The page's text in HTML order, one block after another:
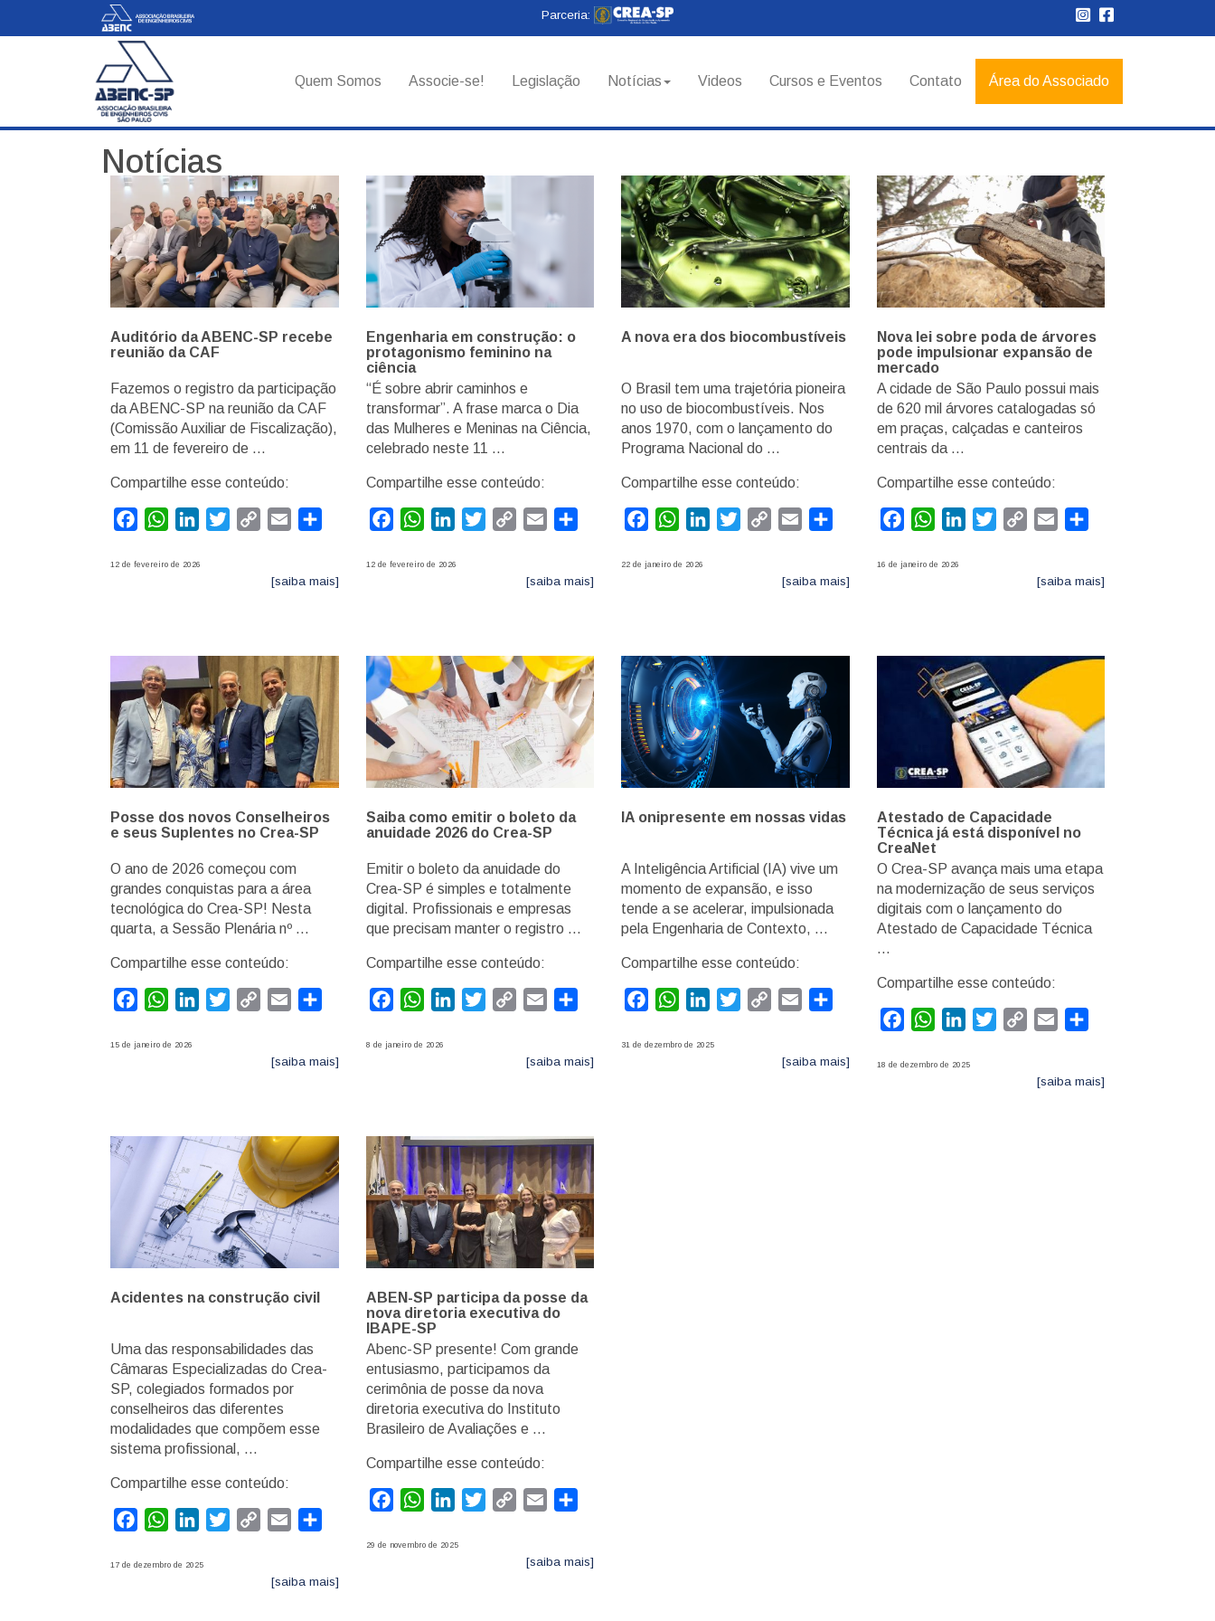
Parceria:
Quem Somos Associe-se! Legislação Notícias Videos Cursos e Eventos Contato Área do Associado
Notícias
Auditório da ABENC-SP recebe
reunião da CAF
Fazemos o registro da participação
da ABENC-SP na reunião da CAF
(Comissão Auxiliar de Fiscalização),
em 11 de fevereiro de …
Compartilhe esse conteúdo:
FacebookWhatsAppLinkedInTwitterCopy
Email Compartilhar
12 de fevereiro de 2026
[saiba mais]
Engenharia em construção: o
protagonismo feminino na
ciência
“É sobre abrir caminhos e
transformar”. A frase marca o Dia
das Mulheres e Meninas na Ciência,
celebrado neste 11 …
Compartilhe esse conteúdo:
FacebookWhatsAppLinkedInTwitterCopy
Email Compartilhar
12 de fevereiro de 2026
[saiba mais]
A nova era dos biocombustíveis
O Brasil tem uma trajetória pioneira
no uso de biocombustíveis. Nos
anos 1970, com o lançamento do
Programa Nacional do …
Compartilhe esse conteúdo:
FacebookWhatsAppLinkedInTwitterCopy
Email Compartilhar
22 de janeiro de 2026
[saiba mais]
Nova lei sobre poda de árvores
pode impulsionar expansão de
mercado
A cidade de São Paulo possui mais
de 620 mil árvores catalogadas só
em praças, calçadas e canteiros
centrais da …
Compartilhe esse conteúdo:
FacebookWhatsAppLinkedInTwitterCopy
Email
16 de janeiro de 2026
[saiba mais]
Posse dos novos Conselheiros
e seus Suplentes no Crea-SP
O ano de 2026 começou com
grandes conquistas para a área
tecnológica do Crea-SP! Nesta
quarta, a Sessão Plenária nº …
Compartilhe esse conteúdo:
FacebookWhatsAppLinkedInTwitterCopy
Email Compartilhar
15 de janeiro de 2026
[saiba mais]
Saiba como emitir o boleto da
anuidade 2026 do Crea-SP
Emitir o boleto da anuidade do
Crea-SP é simples e totalmente
digital. Profissionais e empresas
que precisam manter o registro …
Compartilhe esse conteúdo:
FacebookWhatsAppLinkedInTwitterCopy
Email Compartilhar
8 de janeiro de 2026
[saiba mais]
IA onipresente em nossas vidas
A Inteligência Artificial (IA) vive um
momento de expansão, e isso
tende a se acelerar, impulsionada
pela Engenharia de Contexto, …
Compartilhe esse conteúdo:
FacebookWhatsAppLinkedInTwitterCopy
Email
31 de dezembro de 2025
[saiba mais]
Atestado de Capacidade
Técnica já está disponível no
CreaNet
O Crea-SP avança mais uma etapa
na modernização de seus serviços
digitais com o lançamento do
Atestado de Capacidade Técnica
…
Compartilhe esse conteúdo:
FacebookWhatsAppLinkedInTwitterCopy
Email
18 de dezembro de 2025
[saiba mais]
Acidentes na construção civil
Uma das responsabilidades das
Câmaras Especializadas do Crea-
SP, colegiados formados por
conselheiros das diferentes
modalidades que compõem esse
sistema profissional, …
Compartilhe esse conteúdo:
FacebookWhatsAppLinkedInTwitterCopy
Email
17 de dezembro de 2025
[saiba mais]
ABEN-SP participa da posse da
nova diretoria executiva do
IBAPE-SP
Abenc-SP presente! Com grande
entusiasmo, participamos da
cerimônia de posse da nova
diretoria executiva do Instituto
Brasileiro de Avaliações e …
Compartilhe esse conteúdo:
FacebookWhatsAppLinkedInTwitterCopy
Email
29 de novembro de 2025
[saiba mais]